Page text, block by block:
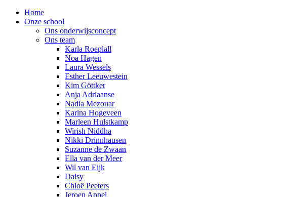
Home
Onze school
Ons onderwijsconcept
Ons team
Karla Roeplall
Noa Hagen
Laura Wessels
Esther Leeuwestein
Kim Göttker
Anja Adriaanse
Nadia Mezouar
Karina Hogeveen
Marleen Hulstkamp
Wirish Niddha
Nikki Drinnhausen
Suzanne de Zwaan
Ella van der Meer
Wil van Eijk
Daisy
Chloë Peeters
Jeroen Appel